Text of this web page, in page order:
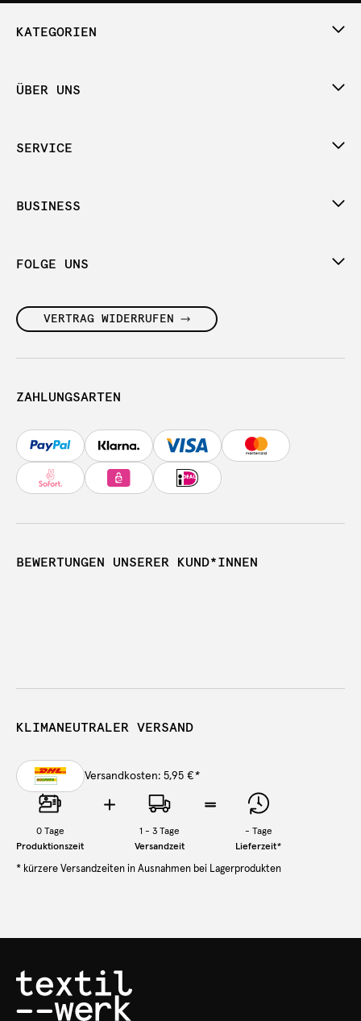
KATEGORIEN
ÜBER UNS
SERVICE
BUSINESS
FOLGE UNS
VERTRAG WIDERRUFEN
ZAHLUNGSARTEN
BEWERTUNGEN UNSERER KUND*INNEN
KLIMANEUTRALER VERSAND
Versandkosten: 5,95 €*
0Tage
Produktionszeit
1 - 3 Tage
Versandzeit
- Tage
Lieferzeit*
* kürzere Versandzeiten in Ausnahmen bei Lagerprodukten